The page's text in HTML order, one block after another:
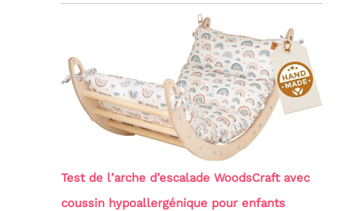
Test de l’arche d’escalade WoodsCraft avec
coussin hypoallergénique pour enfants